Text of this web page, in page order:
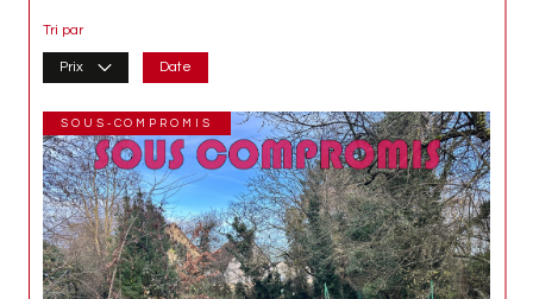
Tri par
Prix Date
SOUS-COMPROMIS